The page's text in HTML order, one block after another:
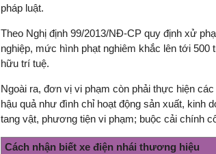
pháp luật.
Theo Nghị định 99/2013/NĐ-CP quy định xử
nghiệp, mức hình phạt nghiêm khắc lên tới
hữu trí tuệ.
Ngoài ra, đơn vị vi phạm còn phải thực hiện
hậu quả như đình chỉ hoạt động sản xuất, kinh
tang vật, phương tiện vi phạm; buộc cải chính
Cách nhận biết xe điện nhái thương hiệu